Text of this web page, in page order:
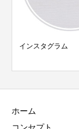
インスタグラム
ホーム